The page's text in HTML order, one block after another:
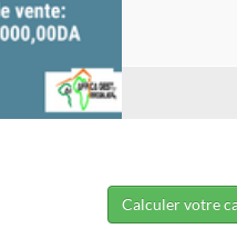
Calculer votre